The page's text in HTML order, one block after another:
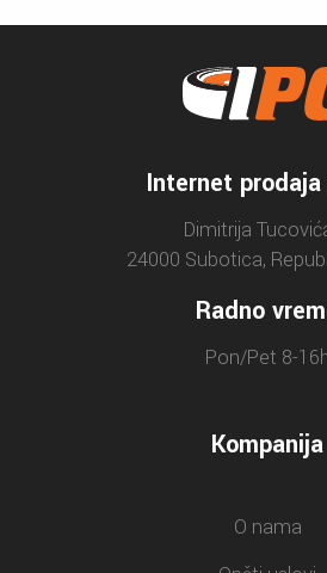
Internet
Dimitrija
24000 Subotica,
Radno
Pon/Pet 8-
Kompanija
O nama